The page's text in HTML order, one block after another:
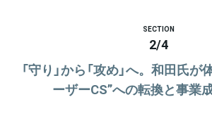
SECTION
2/4
「守り」から「攻め」へ。和田氏
ーザーCS”への転換と事業